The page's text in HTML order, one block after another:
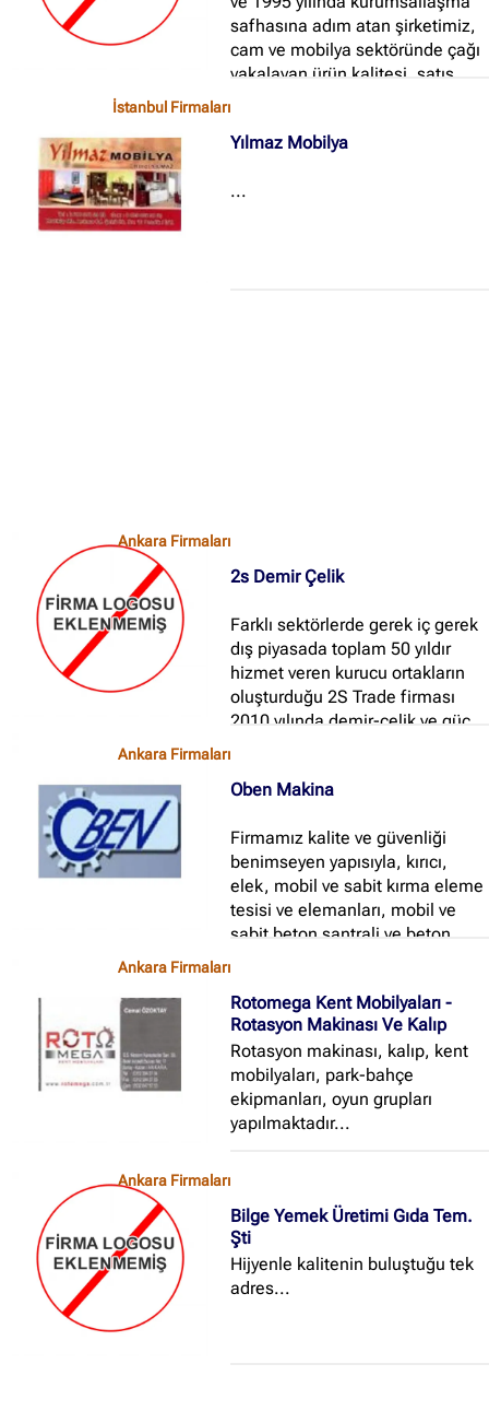
safhasına adım atan şirketimiz,
cam ve mobilya sektöründe çağı
yakalayan ürün kalitesi, satış
büyüyen ürün yelpazesi ile
emin adımlarla ilerlemektedir...
İstanbul Firmaları
Yılmaz Mobilya
...
Ankara Firmaları
2s Demir Çelik
Farklı sektörlerde gerek iç gerek
dış piyasada toplam 50 yıldır
hizmet veren kurucu ortakların
oluşturduğu 2S Trade firması
2010 yılında demir-çelik ve güç
atmıştır...
Ankara Firmaları
Oben Makina
Firmamız kalite ve güvenliği
benimseyen yapısıyla, kırıcı,
elek, mobil ve sabit kırma eleme
tesisi ve elemanları, mobil ve
sabit beton santrali ve beton
yapmaktadır...
Ankara Firmaları
Rotomega Kent Mobilyaları -
Rotasyon Makinası Ve Kalıp
Rotasyon makinası, kalıp, kent
mobilyaları, park-bahçe
ekipmanları, oyun grupları
yapılmaktadır...
Ankara Firmaları
Bilge Yemek Üretimi Gıda Tem.
Şti
Hijyenle kalitenin buluştuğu tek
adres...